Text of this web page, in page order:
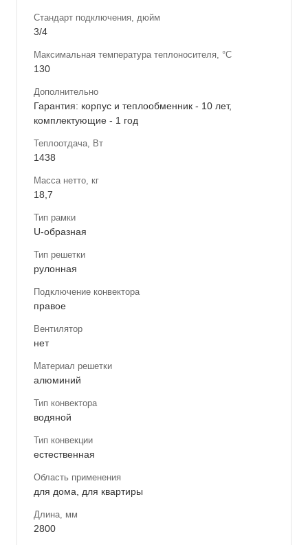
Стандарт подключения, дюйм
3/4
Максимальная температура теплоносителя, °С
130
Дополнительно
Гарантия: корпус и теплообменник - 10 лет,
комплектующие - 1 год
Теплоотдача, Вт
1438
Масса нетто, кг
18,7
Тип рамки
U-образная
Тип решетки
рулонная
Подключение конвектора
правое
Вентилятор
нет
Материал решетки
алюминий
Тип конвектора
водяной
Тип конвекции
естественная
Область применения
для дома, для квартиры
Длина, мм
2800